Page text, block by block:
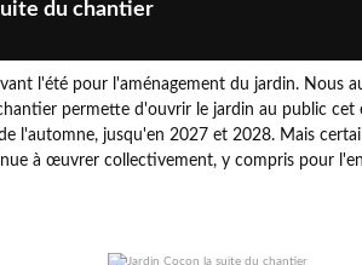
du chantier
l'été pour l'aménagement du jardin. Nous
permette d'ouvrir le jardin au public cet
l'automne, jusqu'en 2027 et 2028. Mais
à œuvrer collectivement, y compris pour